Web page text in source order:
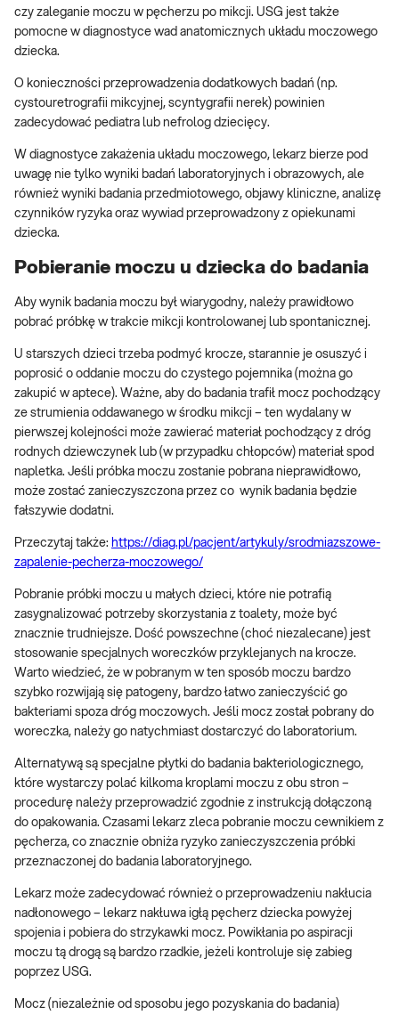
czy zaleganie moczu w pęcherzu po mikcji. USG jest także
pomocne w diagnostyce wad anatomicznych układu moczowego
dziecka.
O konieczności przeprowadzenia dodatkowych badań (np.
cystouretrografii mikcyjnej, scyntygrafii nerek) powinien
zadecydować pediatra lub nefrolog dziecięcy.
W diagnostyce zakażenia układu moczowego, lekarz bierze pod
uwagę nie tylko wyniki badań laboratoryjnych i obrazowych, ale
również wyniki badania przedmiotowego, objawy kliniczne, analizę
czynników ryzyka oraz wywiad przeprowadzony z opiekunami
dziecka.
Pobieranie moczu u dziecka do badania
Aby wynik badania moczu był wiarygodny, należy prawidłowo
pobrać próbkę w trakcie mikcji kontrolowanej lub spontanicznej.
U starszych dzieci trzeba podmyć krocze, starannie je osuszyć i
poprosić o oddanie moczu do czystego pojemnika (można go
zakupić w aptece). Ważne, aby do badania trafił mocz pochodzący
ze strumienia oddawanego w środku mikcji – ten wydalany w
pierwszej kolejności może zawierać materiał pochodzący z dróg
rodnych dziewczynek lub (w przypadku chłopców) materiał spod
napletka. Jeśli próbka moczu zostanie pobrana nieprawidłowo,
może zostać zanieczyszczona przez co wynik badania będzie
fałszywie dodatni.
Przeczytaj także: https://diag.pl/pacjent/artykuly/srodmiazszowe-
zapalenie-pecherza-moczowego/
Pobranie próbki moczu u małych dzieci, które nie potrafią
zasygnalizować potrzeby skorzystania z toalety, może być
znacznie trudniejsze. Dość powszechne (choć niezalecane) jest
stosowanie specjalnych woreczków przyklejanych na krocze.
Warto wiedzieć, że w pobranym w ten sposób moczu bardzo
szybko rozwijają się patogeny, bardzo łatwo zanieczyścić go
bakteriami spoza dróg moczowych. Jeśli mocz został pobrany do
woreczka, należy go natychmiast dostarczyć do laboratorium.
Alternatywą są specjalne płytki do badania bakteriologicznego,
które wystarczy polać kilkoma kroplami moczu z obu stron –
procedurę należy przeprowadzić zgodnie z instrukcją dołączoną
do opakowania. Czasami lekarz zleca pobranie moczu cewnikiem z
pęcherza, co znacznie obniża ryzyko zanieczyszczenia próbki
przeznaczonej do badania laboratoryjnego.
Lekarz może zadecydować również o przeprowadzeniu nakłucia
nadłonowego – lekarz nakłuwa igłą pęcherz dziecka powyżej
spojenia i pobiera do strzykawki mocz. Powikłania po aspiracji
moczu tą drogą są bardzo rzadkie, jeżeli kontroluje się zabieg
poprzez USG.
Mocz (niezależnie od sposobu jego pozyskania do badania)